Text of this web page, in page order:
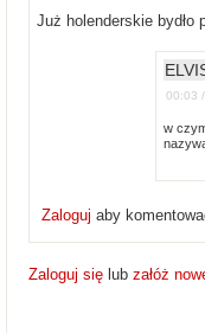
Już holenderskie
00:03
w
Zalogujaby
Zaloguj się lub załóż